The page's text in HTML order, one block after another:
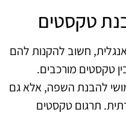
טקסטים
חשוב להקנות להם
טקסטים מורכבים.
להבנת השפה, אלא גם
תרגום טקסטים